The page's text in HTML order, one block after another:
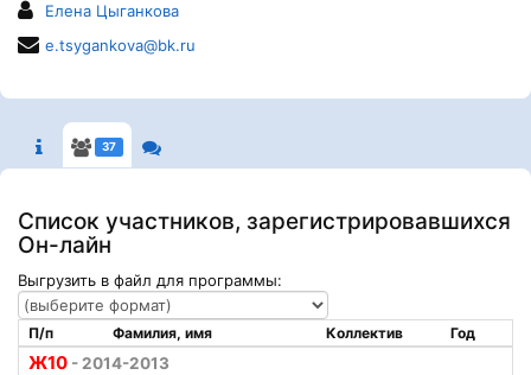
Елена Цыганкова
e.tsygankova@bk.ru
37
Список участников, зарегистрировавшихся
Он-лайн
Выгрузить в файл для программы:
Ж10 - 2014-2013
П/п Фамилия, имя Коллектив Год